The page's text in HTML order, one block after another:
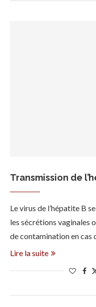
Transmission de
Le virus de l’hépatite B
les sécrétions vaginales
de contamination en cas
Lire la suite